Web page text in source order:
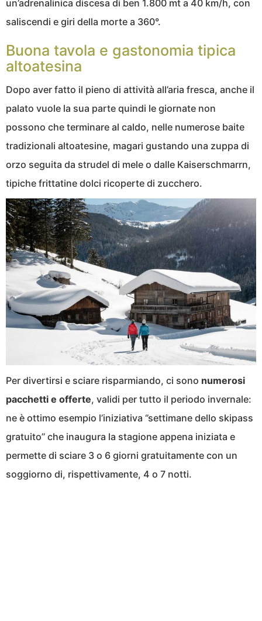
un’adrenalinica discesa di ben 1.800 mt a 40 km/h, con
saliscendi e giri della morte a 360°.
Buona tavola e gastonomia tipica
altoatesina
Dopo aver fatto il pieno di attività all’aria fresca, anche il
palato vuole la sua parte quindi le giornate non
possono che terminare al caldo, nelle numerose baite
tradizionali altoatesine, magari gustando una zuppa di
orzo seguita da strudel di mele o dalle Kaiserschmarrn,
tipiche frittatine dolci ricoperte di zucchero.
Per divertirsi e sciare risparmiando, ci sono numerosi
pacchetti e offerte, validi per tutto il periodo invernale:
ne è ottimo esempio l’iniziativa ‘’settimane dello skipass
gratuito’’ che inaugura la stagione appena iniziata e
permette di sciare 3 o 6 giorni gratuitamente con un
soggiorno di, rispettivamente, 4 o 7 notti.